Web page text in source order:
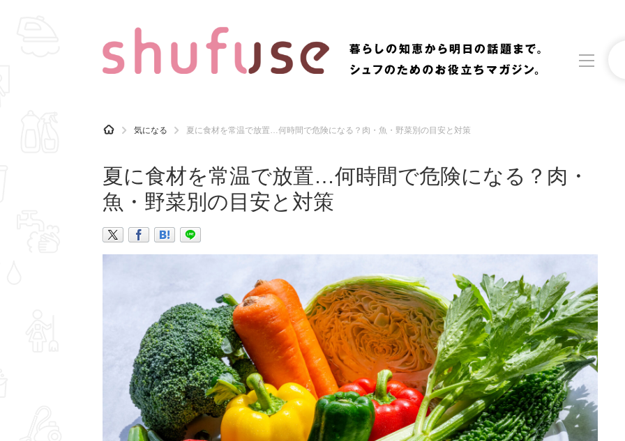
CATEGORY 記事カテゴリ
マナー 趣味 食材辞典 おすすめ
H
O
気になる 夏に食材を常温で放置…何時間で危険になる？肉・魚・野菜別の目安と対策
夏に食材を常温で放置…何時間で危険になる？肉・
魚・野菜別の目安と対策